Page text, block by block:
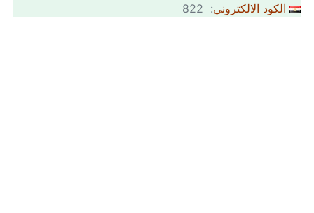
الكود الالكتروني: 822